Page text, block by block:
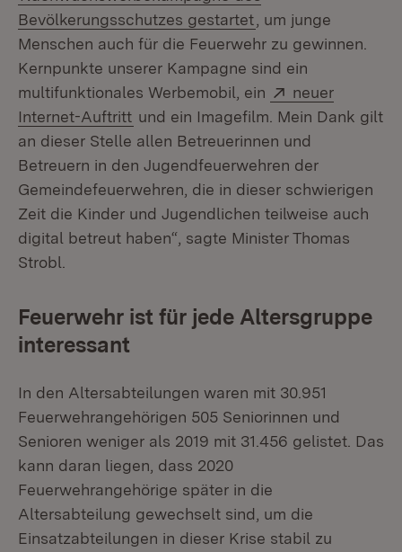
Bevölkerungsschutzes gestartet , um junge
Menschen auch für die Feuerwehr zu gewinnen.
Kernpunkte unserer Kampagne sind ein
multifunktionales Werbemobil, ein
Extern:
neuer
Internet-Auftritt (Öffnet in neuem Fenster)
und ein Imagefilm. Mein Dank gilt
an dieser Stelle allen Betreuerinnen und
Betreuern in den Jugendfeuerwehren der
Gemeindefeuerwehren, die in dieser schwierigen
Zeit die Kinder und Jugendlichen teilweise auch
digital betreut haben“, sagte Minister Thomas
Strobl.
Feuerwehr ist für jede Altersgruppe
interessant
In den Altersabteilungen waren mit 30.951
Feuerwehrangehörigen 505 Seniorinnen und
Senioren weniger als 2019 mit 31.456 gelistet. Das
kann daran liegen, dass 2020
Feuerwehrangehörige später in die
Altersabteilung gewechselt sind, um die
Einsatzabteilungen in dieser Krise stabil zu